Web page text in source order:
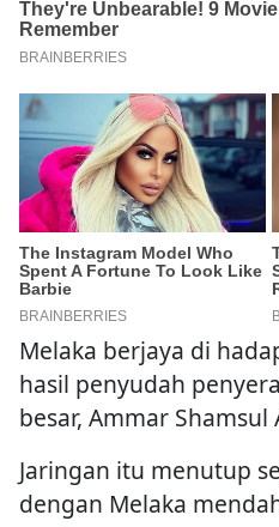
Melaka berjaya di
hasil penyudah
besar, Ammar Shamsul
Jaringan itu menutup
dengan Melaka